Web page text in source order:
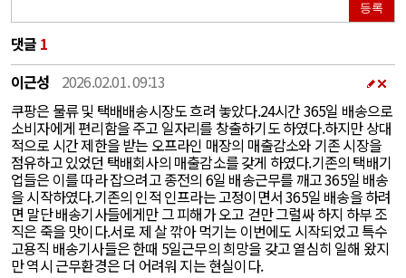
등록
댓글 1
이근성
2026.02.01. 09:13
쿠팡은 물류 및 택배배송시장도 흐려 놓았다.24시간 365일 배송으로
소비자에게 편리함을 주고 일자리를 창출하기도 하였다.하지만 상대
적으로 시간 제한을 받는 오프라인 매장의 매출감소와 기존 시장을
점유하고 있었던 택배회사의 매출감소를 갖게 하였다.기존의 택배기
업들은 이를 따라 잡으려고 종전의 6일 배송근무를 깨고 365일 배송
을 시작하였다.기존의 인적 인프라는 고정이면서 365일 배송을 하려
면 말단 배송기사들에게만 그 피해가 오고 걷만 그럴싸 하지 하부 조
직은 죽을 맛이다.서로 제 살 깎아 먹기는 이번에도 시작되었고 특수
고용직 배송기사들은 한때 5일근무의 희망을 갖고 열심히 일해 왔지
만 역시 근무환경은 더 어려워 지는 현실이다.